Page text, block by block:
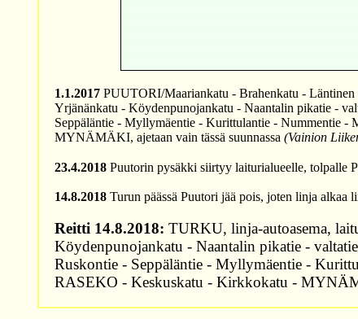
1.1.2017PUUTORI/Maariankatu - Brahenkatu - Läntinen
Yrjänänkatu - Köydenpunojankatu - Naantalin pikatie -
Seppäläntie - Myllymäentie - Kurittulantie - Nummentie -
MYNÄMÄKI, ajetaan vain tässä suunnassa (Vainion
23.4.2018Puutorin pysäkki siirtyy laiturialueelle, tolpalle
14.8.2018Turun päässä Puutori jää pois, joten linja alkaa
Reitti 14.8.2018: TURKU, linja-autoasema,
Köydenpunojankatu - Naantalin pikatie -
Ruskontie - Seppäläntie - Myllymäentie -
RASEKO - Keskuskatu - Kirkkokatu -